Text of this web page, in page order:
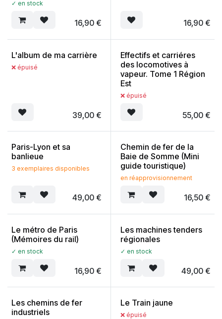
✓ en stock
16,90€ 16,90€
L'album de ma carrière
❌ épuisé
39,00€
Effectifs et carriéres
des locomotives à
vapeur. Tome 1 Région
Est
❌ épuisé
55,00€
Paris-Lyon et sa
banlieue
3 exemplaires disponibles
49,00€
Chemin de fer de la
Baie de Somme (Mini
guide touristique)
en réapprovisionnement
16,50€
Le métro de Paris
(Mémoires du rail)
✓ en stock
16,90€
Les machines tenders
régionales
✓ en stock
49,00€
Les chemins de fer
industriels
Le Train jaune
❌ épuisé